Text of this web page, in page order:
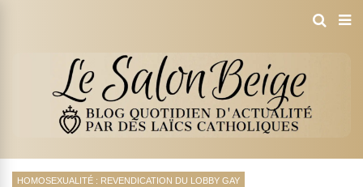
HOMOSEXUALITÉ : REVENDICATION DU LOBBY GAY